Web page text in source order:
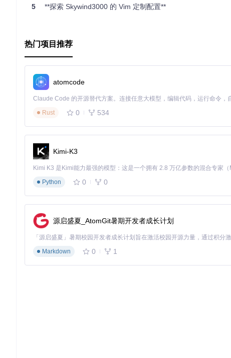
5 **探索 Skywind3000 的 Vim 定制配置**
热门项目推荐
atomcode
Rust
0 534
Kimi-K3
Python
0 0
源启盛夏_AtomGit暑期开发者成长计划
Markdown
0 1